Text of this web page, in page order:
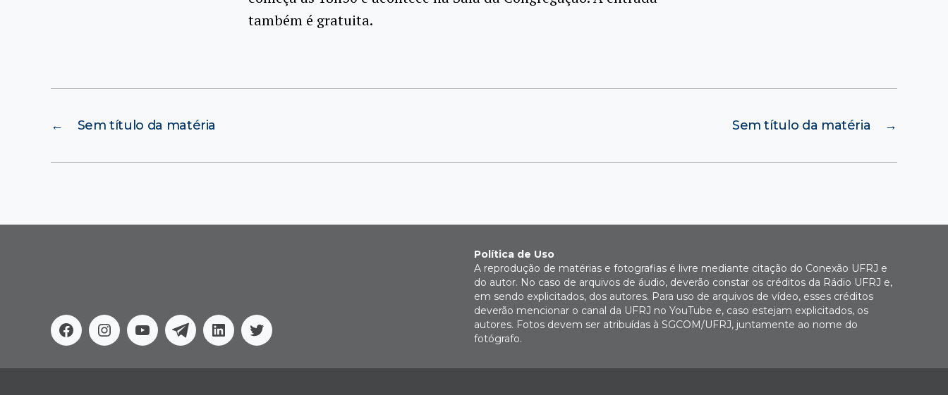
também é gratuita.
← Sem título da matéria →
Sem título da matéria
FacebookInstagram
YoutubeTelegramLinkedinTwitter
Política de Uso
A reprodução de matérias e fotografias é livre mediante citação do Conexão UFRJ e
do autor. No caso de arquivos de áudio, deverão constar os créditos da Rádio UFRJ e,
em sendo explicitados, dos autores. Para uso de arquivos de vídeo, esses créditos
deverão mencionar o canal da UFRJ no YouTube e, caso estejam explicitados, os
autores. Fotos devem ser atribuídas à SGCOM/UFRJ, juntamente ao nome do
fotógrafo.